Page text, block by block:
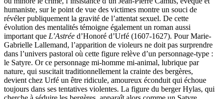
humaniste, sur le point de vue des victimes montre un souci de
révéler publiquement la gravité de l’attentat sexuel. De cette
évolution des mentalités témoigne également un roman aussi
important que L’Astrée d’Honoré d’Urfé (1607-1627). Pour Marie-
Gabrielle Lallemand, l’apparition de violeurs ne doit pas surprendre
dans l’univers pastoral où cette figure relève d’un personnage-type :
le Satyre. Or ce personnage mi-homme mi-animal, lubrique par
nature, qui suscitait traditionnellement la crainte des bergères,
devient chez Urfé un être ridicule, amoureux éconduit qui échoue
toujours dans ses tentatives violentes. La figure du berger Hylas, qui